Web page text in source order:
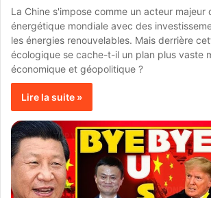
La Chine s'impose comme un acteur majeur
énergétique mondiale avec des
les énergies renouvelables. Mais derrière
écologique se cache-t-il un plan plus vaste
économique et géopolitique ?
Lire la suite »